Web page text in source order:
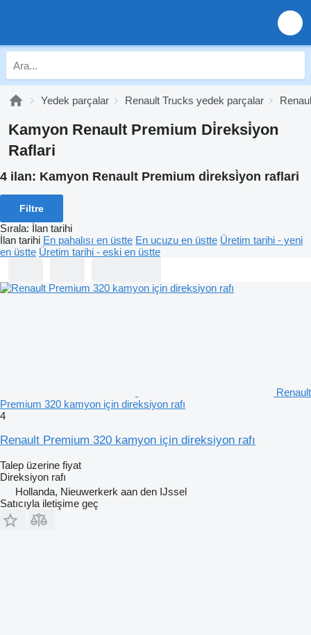
Yedek parçalar Renault Trucks yedek parçalar
Kamyon Renault Premium Di̇reksi̇yon
Raflari
4 ilan: Kamyon Renault Premium di̇reksi̇yon raflari
Filtre
Sırala: İlan tarihi
İlan tarihi En pahalısı en üstte En ucuzu en üstte Üretim tarihi - yeni
en üstte Üretim tarihi - eski en üstte
Renault
Premium 320 kamyon için direksiyon rafı
4
Renault Premium 320 kamyon için direksiyon rafı
Talep üzerine fiyat
Direksiyon rafı
Hollanda, Nieuwerkerk aan den IJssel
Satıcıyla iletişime geç